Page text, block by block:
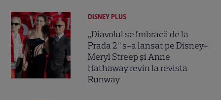
DISNEY PLUS
„Diavolul se îmbracă de la
Prada 2” s-a lansat pe Disney+.
Meryl Streep și Anne
Hathaway revin la revista
Runway